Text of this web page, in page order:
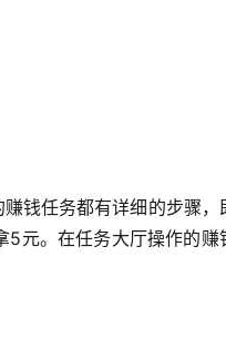
钱任务都有详细的步骤，
5元。在任务大厅操作的赚